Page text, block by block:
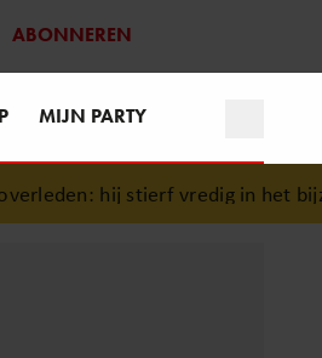
ABONNEREN
MIJN PARTY
vredig in het bijzijn van zijn